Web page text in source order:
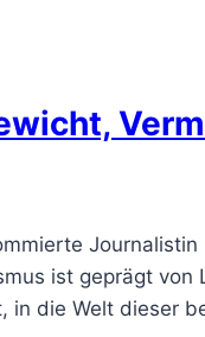
ist geprägt
die Welt dieser